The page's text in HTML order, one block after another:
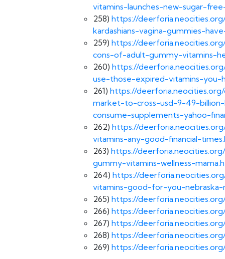
vitamins-launches-new-sugar-
258) https://
kardashians-vagina-gummies-
259) https://
cons-of-adult-gummy-vitamins-
260) https://
use-those-expired-vitamins-
261) https://
market-to-cross-usd-9-49-
consume-supplements-yahoo-
262) https://
vitamins-any-good-financial-
263) https://
gummy-vitamins-wellness-
264) https://
vitamins-good-for-you-nebraska-
265) https://
266) https://
267) https://
268) https://
269) https://